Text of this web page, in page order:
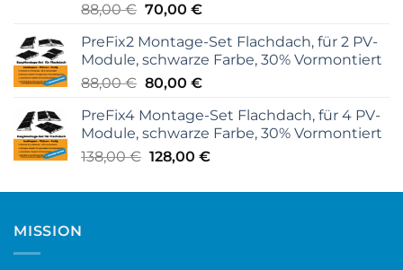
88,00€ Ursprünglicher
war:
88,00 €
70,00 €Aktueller
ist:
70,00 €.
PreFix2 Montage-Set Flachdach, für 2 PV-
Module, schwarze Farbe, 30% Vormontiert
88,00€ Ursprünglicher
war:
88,00 €
80,00 €Aktueller
ist:
80,00 €.
PreFix4 Montage-Set Flachdach, für 4 PV-
Module, schwarze Farbe, 30% Vormontiert
138,00€ Ursprünglicher
war:
128,00 €Aktueller
ist:
MISSION